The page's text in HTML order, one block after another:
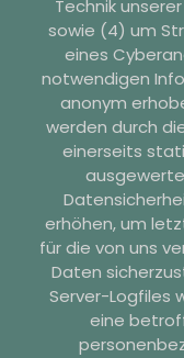
Technik
sowie (4) um
eines
notwendigen
anonym
werden durch
einerseits
erhöhen, um
für die von uns
Daten
Server-Logfiles
eine